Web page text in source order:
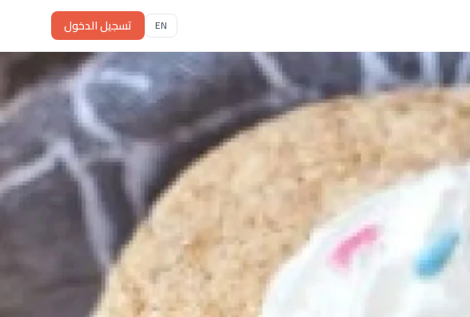
EN تسجيل الدخول